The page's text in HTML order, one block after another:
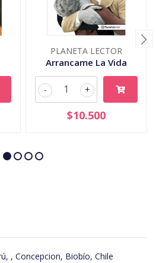
PLANETA LECTOR
Arrancame La Vida
+
-
$10.500
, Concepcion, Biobío, Chile